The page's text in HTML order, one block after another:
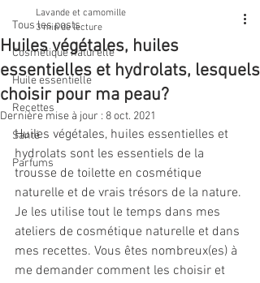
Tous les posts
Cosmétique naturelle
Huile essentielle
Recettes
Santé
Parfums
Huiles végétales, huiles
essentielles et hydrolats, lesquels
choisir pour ma peau?
Lavande et camomille
3 min de lecture
Dernière mise à jour : 8 oct. 2021
Huiles végétales, huiles essentielles et
hydrolats sont les essentiels de la
trousse de toilette en cosmétique
naturelle et de vrais trésors de la nature.
Je les utilise tout le temps dans mes
ateliers de cosmétique naturelle et dans
mes recettes. Vous êtes nombreux(es) à
me demander comment les choisir et